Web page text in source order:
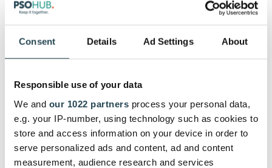
Consent Details Ad Settings About
Responsible use of your data
We and our 1022 partners process your personal data,
e.g. your IP-number, using technology such as cookies to
store and access information on your device in order to
serve personalized ads and content, ad and content
measurement, audience research and services
Nombre de
projets
Illimité Illimité Illimité
Gestion
financière
et
facturation
L'essentiel Professionnel Entreprise
Budgétisation
des projets
et contrats